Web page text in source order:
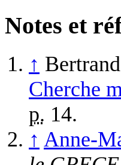
Notes et
↑
Cherche
p. 14.
↑ Anne-